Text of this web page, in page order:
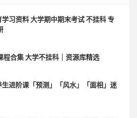
习资料 大学期中期末考试 不挂科 专
程合集 大学不挂科｜资源库精选
生进阶课「预测」「风水」「面相」迷